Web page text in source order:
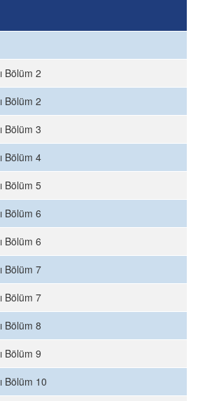
Bölüm 2
Bölüm 2
Bölüm 3
Bölüm 4
Bölüm 5
Bölüm 6
Bölüm 6
Bölüm 7
Bölüm 7
Bölüm 8
Bölüm 9
Bölüm 10